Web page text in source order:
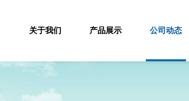
关于我们 产品展示 公司动态